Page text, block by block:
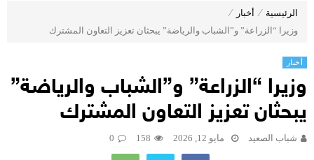
الرئيسية ⁄ أخبار ⁄
وزيرا “الزراعة” و”الشباب والرياضة” يبحثان تعزيز التعاون المشترك
أخبار
وزيرا “الزراعة” و”الشباب والرياضة”
يبحثان تعزيز التعاون المشترك
شباب الصعيد مايو 12, 2026 158
0